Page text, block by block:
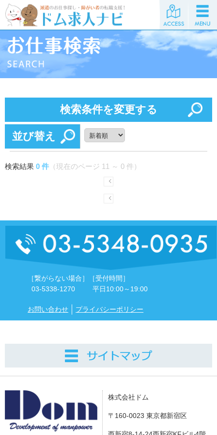
検索条件を変更する
並び替え
検索結果 0 件 （現在のページ 11 ～ 0 件）
［繋がらない場合］
03-5338-1270
［受付時間］
平日10:00～19:00
お問い合わせ プライバシーポリシー
株式会社ドム
〒160-0023 東京都新宿区